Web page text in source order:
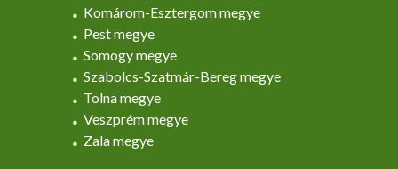
Komárom-Esztergom megye
Pest megye
Somogy megye
Szabolcs-Szatmár-Bereg megye
Tolna megye
Veszprém megye
Zala megye